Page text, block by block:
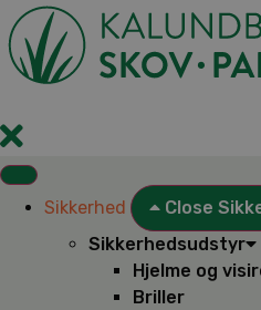
Videre
til
indhold
Sikkerhed Close
Sikkerhedsudstyr
Hjelme og
Briller